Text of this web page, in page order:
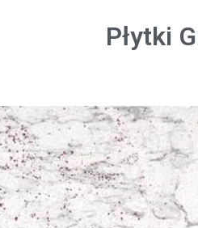
Płytki